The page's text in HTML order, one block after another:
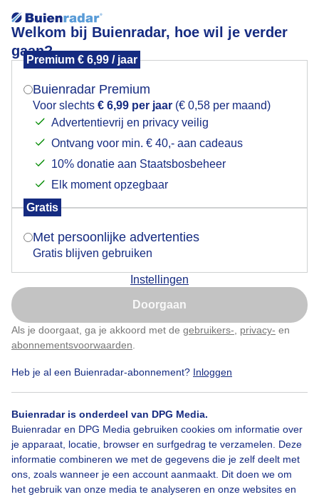
Welkom bij Buienradar, hoe wil je verder
gaan?
Premium € 6,99 / jaar
Buienradar Premium
Voor slechts € 6,99 per jaar (€ 0,58 per maand)
Advertentievrij en privacy veilig
Ontvang voor min. € 40,- aan cadeaus
10% donatie aan Staatsbosbeheer
Elk moment opzegbaar
Gratis
Met persoonlijke advertenties
Gratis blijven gebruiken
Instellingen
Doorgaan
Als je doorgaat, ga je akkoord met de gebruikers- privacy- en
abonnementsvoorwaarden
Heb je al een Buienradar-abonnement? Inloggen
Buienradar is onderdeel van DPG Media.
Buienradar en DPG Media gebruiken cookies om informatie over
je apparaat, locatie, browser en surfgedrag te verzamelen. Deze
informatie combineren we met de gegevens die je zelf deelt met
ons, zoals wanneer je een account aanmaakt. Dit doen we om
het gebruik van onze media te analyseren en onze websites en
Zonnige start
Zonnige start van de dag
Door: Joost Mooij Gemaakt: 06-08-2025, 41x bekeken
Zon
Bekijk slideshow
Mogen we je locatie gebruiken voor het
Indien je hier nog geen akkoord op hebt gegeven,
verschijnt er zo een pop-up uit je browser waarin
Is goed, toon de popup
Nu niet, misschien later
Klik hierom dit aan te passen